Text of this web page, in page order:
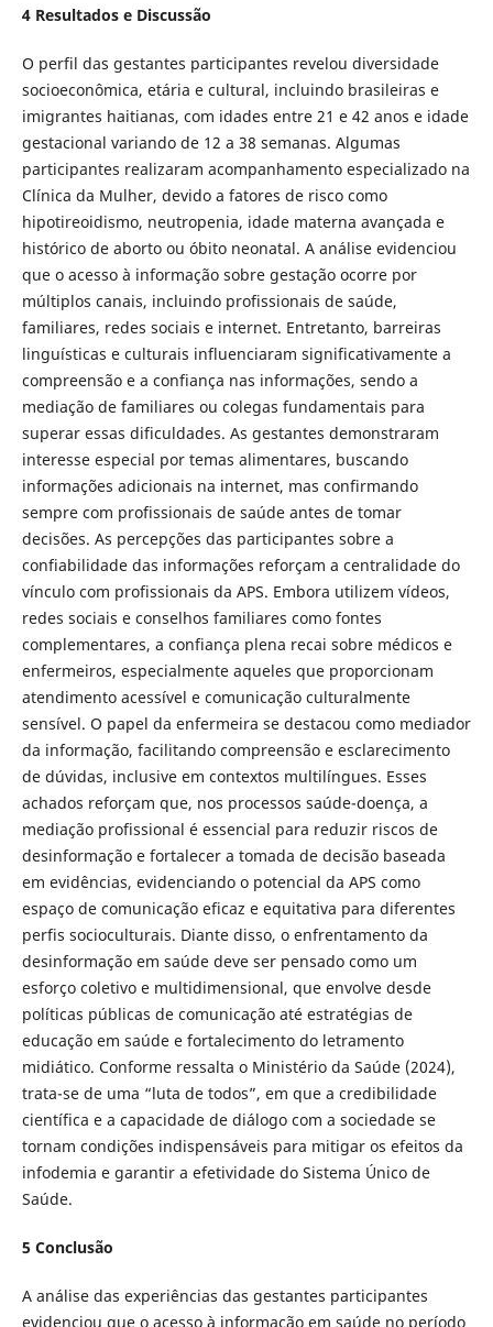
4 Resultados e Discussão
O perfil das gestantes participantes revelou diversidade
socioeconômica, etária e cultural, incluindo brasileiras e
imigrantes haitianas, com idades entre 21 e 42 anos e idade
gestacional variando de 12 a 38 semanas. Algumas
participantes realizaram acompanhamento especializado na
Clínica da Mulher, devido a fatores de risco como
hipotireoidismo, neutropenia, idade materna avançada e
histórico de aborto ou óbito neonatal. A análise evidenciou
que o acesso à informação sobre gestação ocorre por
múltiplos canais, incluindo profissionais de saúde,
familiares, redes sociais e internet. Entretanto, barreiras
linguísticas e culturais influenciaram significativamente a
compreensão e a confiança nas informações, sendo a
mediação de familiares ou colegas fundamentais para
superar essas dificuldades. As gestantes demonstraram
interesse especial por temas alimentares, buscando
informações adicionais na internet, mas confirmando
sempre com profissionais de saúde antes de tomar
decisões. As percepções das participantes sobre a
confiabilidade das informações reforçam a centralidade do
vínculo com profissionais da APS. Embora utilizem vídeos,
redes sociais e conselhos familiares como fontes
complementares, a confiança plena recai sobre médicos e
enfermeiros, especialmente aqueles que proporcionam
atendimento acessível e comunicação culturalmente
sensível. O papel da enfermeira se destacou como mediador
da informação, facilitando compreensão e esclarecimento
de dúvidas, inclusive em contextos multilíngues. Esses
achados reforçam que, nos processos saúde-doença, a
mediação profissional é essencial para reduzir riscos de
desinformação e fortalecer a tomada de decisão baseada
em evidências, evidenciando o potencial da APS como
espaço de comunicação eficaz e equitativa para diferentes
perfis socioculturais. Diante disso, o enfrentamento da
desinformação em saúde deve ser pensado como um
esforço coletivo e multidimensional, que envolve desde
políticas públicas de comunicação até estratégias de
educação em saúde e fortalecimento do letramento
midiático. Conforme ressalta o Ministério da Saúde (2024),
trata-se de uma “luta de todos”, em que a credibilidade
científica e a capacidade de diálogo com a sociedade se
tornam condições indispensáveis para mitigar os efeitos da
infodemia e garantir a efetividade do Sistema Único de
Saúde.
5 Conclusão
A análise das experiências das gestantes participantes
evidenciou que o acesso à informação em saúde no período